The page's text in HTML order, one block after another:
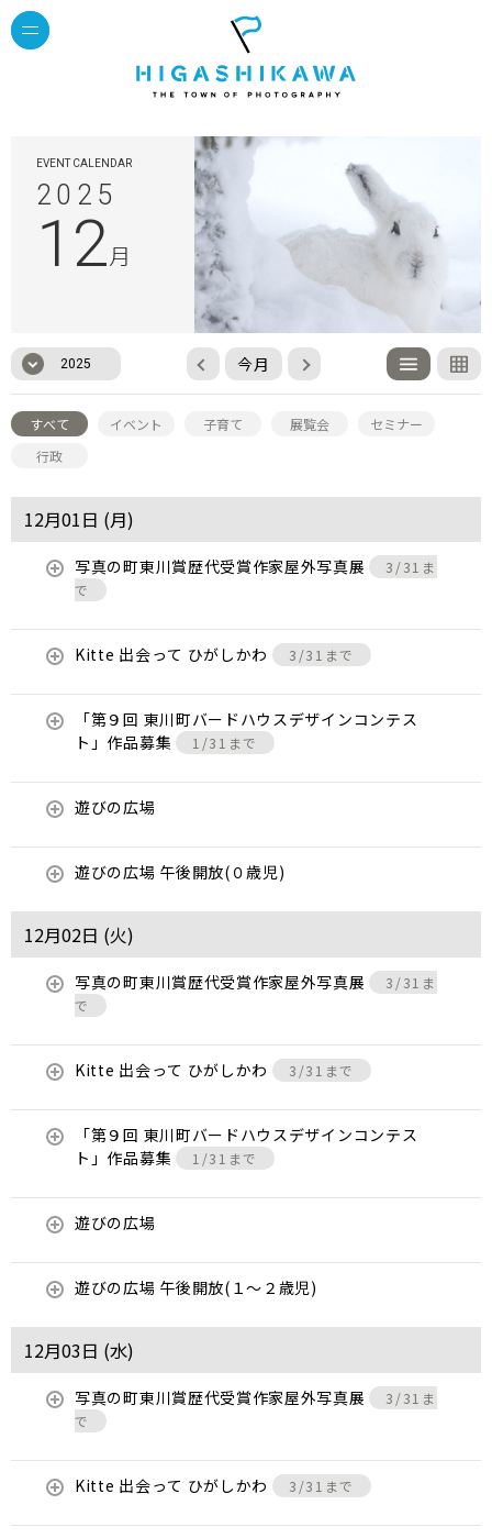
EVENT CALENDAR
2025
12月
2025 今月
すべて イベント 子育て 展覧会
セミナー
行政
12月01日 (月)
写真の町東川賞歴代受賞作家屋外写真展
3/31ま
で
Kitte 出会って ひがしかわ 3/31まで
「第９回 東川町バードハウスデザインコンテス
ト」作品募集
1/31まで
遊びの広場
遊びの広場 午後開放(０歳児)
12月02日 (火)
写真の町東川賞歴代受賞作家屋外写真展
3/31ま
で
Kitte 出会って ひがしかわ 3/31まで
「第９回 東川町バードハウスデザインコンテス
ト」作品募集
1/31まで
遊びの広場
遊びの広場 午後開放(１～２歳児)
12月03日 (水)
写真の町東川賞歴代受賞作家屋外写真展
3/31ま
で
Kitte 出会って ひがしかわ 3/31まで